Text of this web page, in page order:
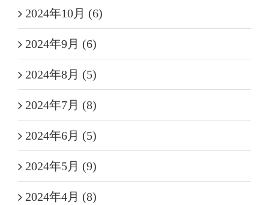
2024年10月 (6)
2024年9月 (6)
2024年8月 (5)
2024年7月 (8)
2024年6月 (5)
2024年5月 (9)
2024年4月 (8)